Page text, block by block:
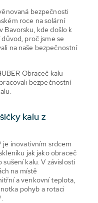
bezpečnosti
roce na solární
Bavorsku, kde došlo k
proč jsme se
na naše bezpečnostní
Obraceč kalu
bezpečnostní
kalu z
je inovativním srdcem
jak jako obraceč
kalu. V závislosti
na místě
a venkovní teplota,
pohyb a rotaci